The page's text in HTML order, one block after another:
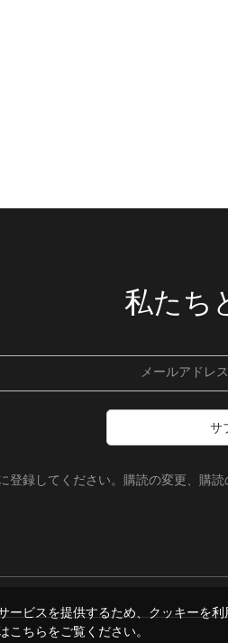
私たち
サ
録してください。購読の変更、購読
ービスを提供するため、クッキーを
こちらをご覧ください。